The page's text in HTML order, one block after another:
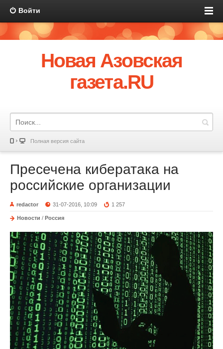
Войти
Новая Азовская
газета.RU
Полная версия сайта
Пресечена кибератака на
российские организации
redactor 31-07-2016, 10:09 1 257
Новости / Россия